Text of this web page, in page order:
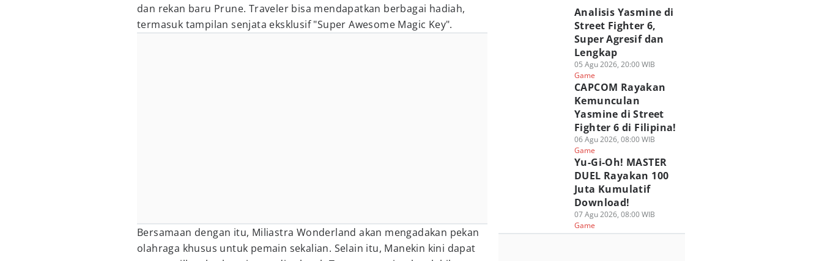
dan rekan baru Prune. Traveler bisa mendapatkan berbagai hadiah,
termasuk tampilan senjata eksklusif "Super Awesome Magic Key".
Bersamaan dengan itu, Miliastra Wonderland akan mengadakan pekan
olahraga khusus untuk pemain sekalian. Selain itu, Manekin kini dapat
Analisis Yasmine di
Street Fighter 6,
Super Agresif dan
Lengkap
05 Agu 2026, 20:00 WIB
Game
CAPCOM Rayakan
Kemunculan
Yasmine di Street
Fighter 6 di Filipina!
06 Agu 2026, 08:00 WIB
Game
Yu-Gi-Oh! MASTER
DUEL Rayakan 100
Juta Kumulatif
Download!
07 Agu 2026, 08:00 WIB
Game